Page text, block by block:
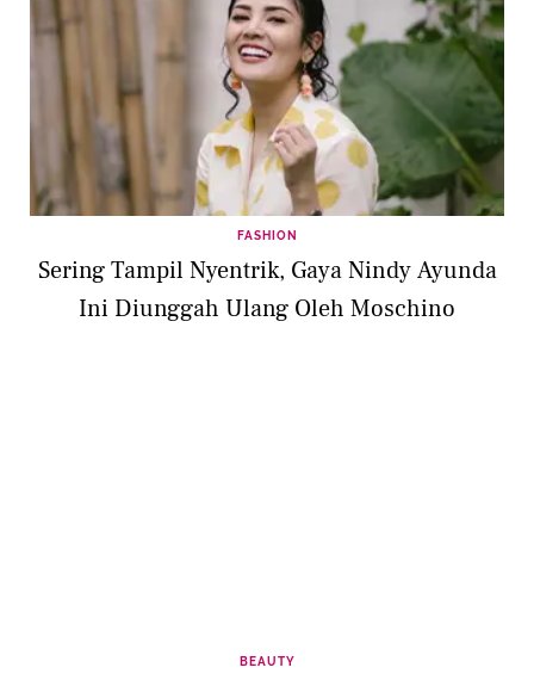
FASHION
Sering Tampil Nyentrik, Gaya Nindy Ayunda
Ini Diunggah Ulang Oleh Moschino
BEAUTY